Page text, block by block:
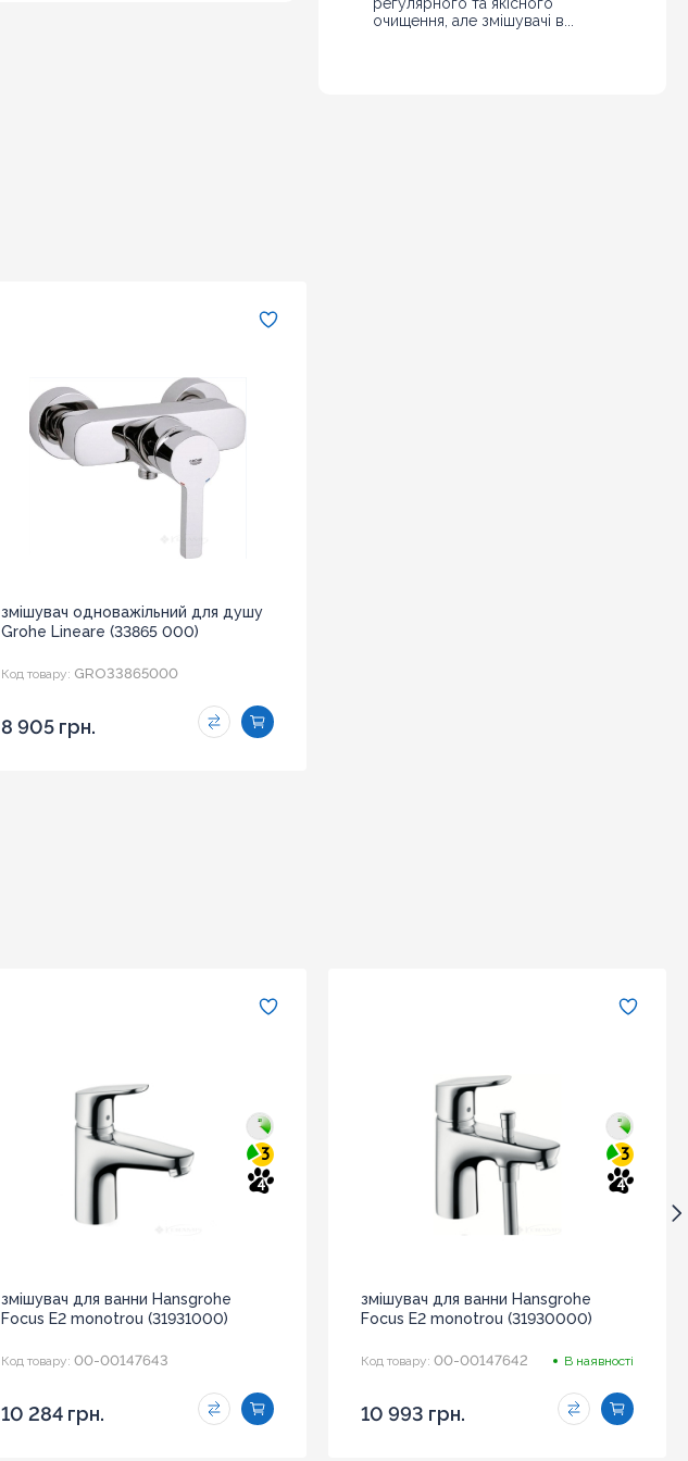
очищення, але змішувачі в...
змішувач одноважільний для душу
Grohe Lineare (33865 000)
Код товару: GRO33865000
8 905 грн.
3
4
змішувач для ванни Hansgrohe
Focus E2 monotrou (31931000)
Код товару: 00-00147643
10 284 грн.
3
4
змішувач для ванни Hansgrohe
Focus E2 monotrou (31930000)
Код товару: 00-00147642 В наявності
10 993 грн.